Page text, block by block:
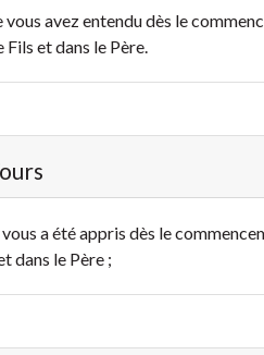
vous avez entendu dès le
Fils et dans le Père.
a été appris dès le
dans le Père ;